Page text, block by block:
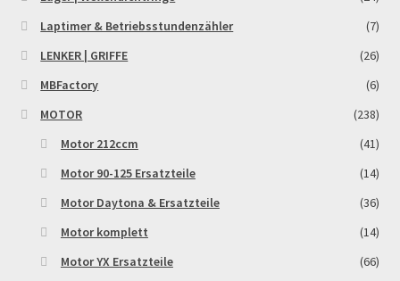
Shop
Sign Up
Términos y Condiciones Generales
Laptimer & Betriebsstundenzähler
(7)
LENKER | GRIFFE
(26)
MBFactory
(6)
MOTOR
(238)
Motor 212ccm
(41)
Motor 90-125 Ersatzteile
(14)
Motor Daytona & Ersatzteile
(36)
Motor komplett
(14)
Motor YX Ersatzteile
(66)